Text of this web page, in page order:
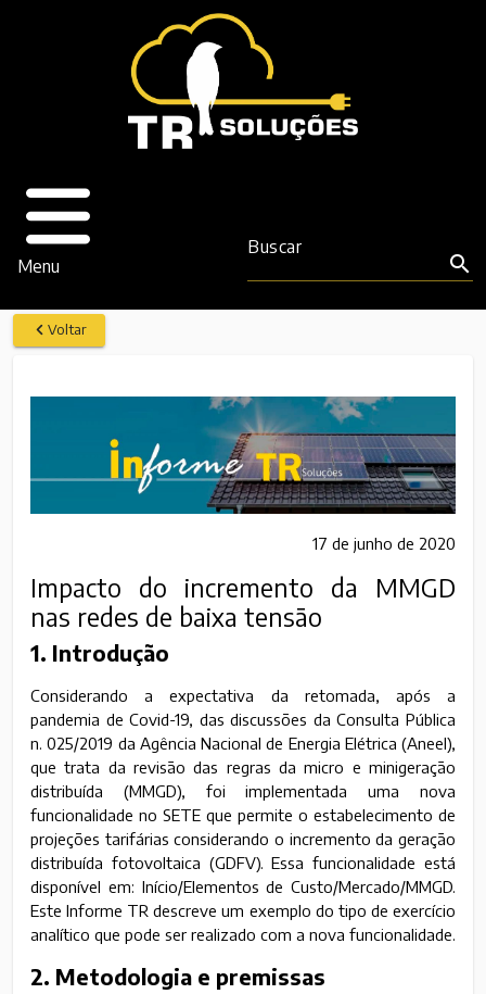
Menu
Buscar
search
Voltar
17 de junho de 2020
Impacto do incremento da MMGD
nas redes de baixa tensão
1. Introdução
Considerando a expectativa da retomada, após a
pandemia de Covid-19, das discussões da Consulta Pública
n. 025/2019 da Agência Nacional de Energia Elétrica (Aneel),
que trata da revisão das regras da micro e minigeração
distribuída (MMGD), foi implementada uma nova
funcionalidade no SETE que permite o estabelecimento de
projeções tarifárias considerando o incremento da geração
distribuída fotovoltaica (GDFV). Essa funcionalidade está
disponível em: Início/Elementos de Custo/Mercado/MMGD.
Este Informe TR descreve um exemplo do tipo de exercício
analítico que pode ser realizado com a nova funcionalidade.
2. Metodologia e premissas